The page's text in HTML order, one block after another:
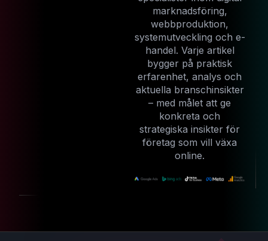
marknadsföring,
webbproduktion,
systemutveckling och e-
handel. Varje artikel
bygger på praktisk
erfarenhet, analys och
aktuella branschinsikter
– med målet att ge
konkreta och
strategiska insikter för
företag som vill växa
online.